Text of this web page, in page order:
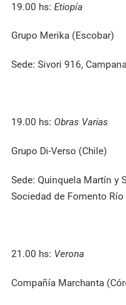
19.00 hs:Etiopía
Grupo Merika (Escobar)
Sede: Sivori 916,
19.00 hs: Obras Varias
Grupo Di-Verso (Chile)
Sede: Quinquela Martín y
Sociedad de Fomento Río
21.00 hs: Verona
Compañía Marchanta